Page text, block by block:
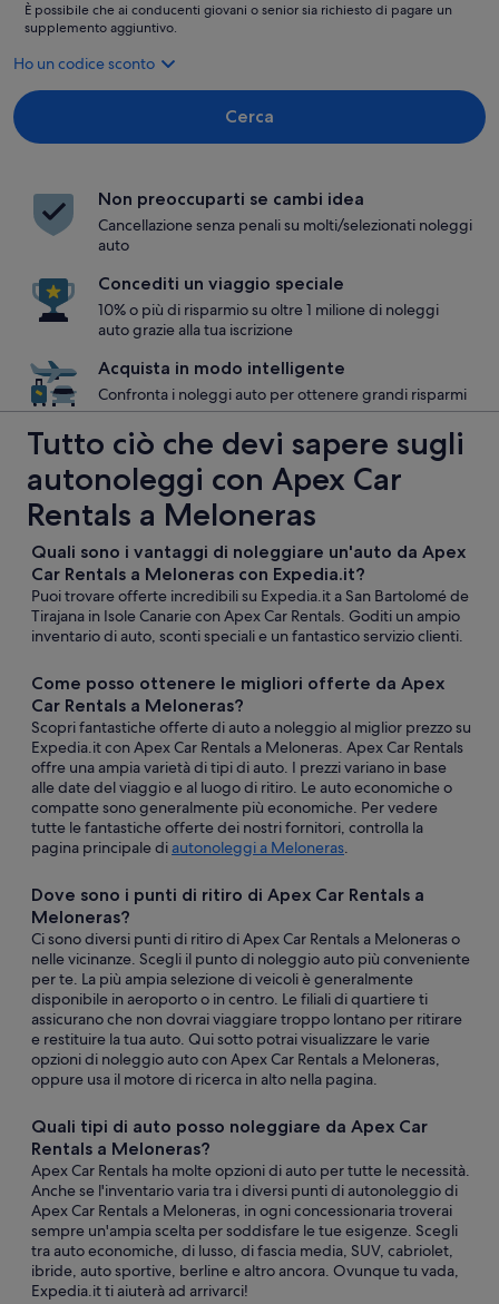
È possibile che ai conducenti giovani o senior sia richiesto di pagare un
supplemento aggiuntivo.
Ho un codice sconto
Cerca
Non preoccuparti se cambi idea
Cancellazione senza penali su molti/selezionati noleggi
auto
Concediti un viaggio speciale
10% o più di risparmio su oltre 1 milione di noleggi
auto grazie alla tua iscrizione
Acquista in modo intelligente
Confronta i noleggi auto per ottenere grandi risparmi
Tutto ciò che devi sapere sugli
autonoleggi con Apex Car
Rentals a Meloneras
Quali sono i vantaggi di noleggiare un'auto da Apex
Car Rentals a Meloneras con Expedia.it?
Puoi trovare offerte incredibili su Expedia.it a San Bartolomé de
Tirajana in Isole Canarie con Apex Car Rentals. Goditi un ampio
inventario di auto, sconti speciali e un fantastico servizio clienti.
Come posso ottenere le migliori offerte da Apex
Car Rentals a Meloneras?
Scopri fantastiche offerte di auto a noleggio al miglior prezzo su
Expedia.it con Apex Car Rentals a Meloneras. Apex Car Rentals
offre una ampia varietà di tipi di auto. I prezzi variano in base
alle date del viaggio e al luogo di ritiro. Le auto economiche o
compatte sono generalmente più economiche. Per vedere
tutte le fantastiche offerte dei nostri fornitori, controlla la
pagina principale di autonoleggi a Meloneras.
Dove sono i punti di ritiro di Apex Car Rentals a
Meloneras?
Ci sono diversi punti di ritiro di Apex Car Rentals a Meloneras o
nelle vicinanze. Scegli il punto di noleggio auto più conveniente
per te. La più ampia selezione di veicoli è generalmente
disponibile in aeroporto o in centro. Le filiali di quartiere ti
assicurano che non dovrai viaggiare troppo lontano per ritirare
e restituire la tua auto. Qui sotto potrai visualizzare le varie
opzioni di noleggio auto con Apex Car Rentals a Meloneras,
oppure usa il motore di ricerca in alto nella pagina.
Quali tipi di auto posso noleggiare da Apex Car
Rentals a Meloneras?
Apex Car Rentals ha molte opzioni di auto per tutte le necessità.
Anche se l'inventario varia tra i diversi punti di autonoleggio di
Apex Car Rentals a Meloneras, in ogni concessionaria troverai
sempre un'ampia scelta per soddisfare le tue esigenze. Scegli
tra auto economiche, di lusso, di fascia media, SUV, cabriolet,
ibride, auto sportive, berline e altro ancora. Ovunque tu vada,
Expedia.it ti aiuterà ad arrivarci!